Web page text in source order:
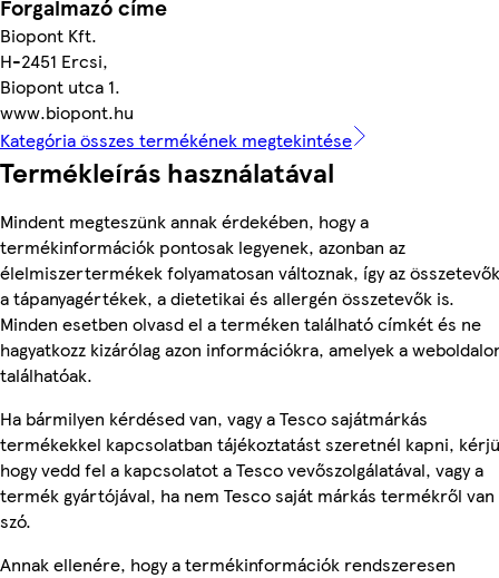
Forgalmazó címe
Biopont Kft.
H-2451 Ercsi,
Biopont utca 1.
www.biopont.hu
Kategória összes termékének megtekintése
Termékleírás használatával
Mindent megteszünk annak érdekében, hogy a
termékinformációk pontosak legyenek, azonban az
élelmiszertermékek folyamatosan változnak, így az
a tápanyagértékek, a dietetikai és allergén összetevők is.
Minden esetben olvasd el a terméken található címkét és ne
hagyatkozz kizárólag azon információkra, amelyek a
találhatóak.
Ha bármilyen kérdésed van, vagy a Tesco sajátmárkás
termékekkel kapcsolatban tájékoztatást szeretnél kapni,
hogy vedd fel a kapcsolatot a Tesco vevőszolgálatával, vagy a
termék gyártójával, ha nem Tesco saját márkás termékről van
szó.
Annak ellenére, hogy a termékinformációk rendszeresen